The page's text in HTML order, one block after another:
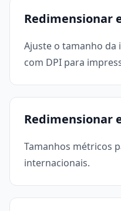
Redimensionar
Ajuste o tamanho da
com DPI para
Redimensionar
Tamanhos métricos
internacionais.